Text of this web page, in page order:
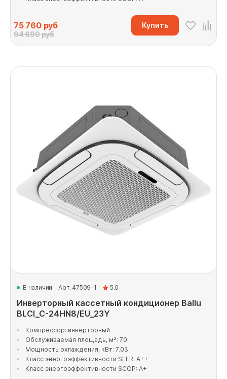
75 760руб
94 690 руб
Купить
В наличии Арт. 47509-1 5.0
Инверторный кассетный кондиционер Ballu
BLCI_C-24HN8/EU_23Y
Компрессор: инверторный
Обслуживаемая площадь, м²: 70
Мощность охлаждения, кВт: 7.03
Класс энергоэффективности SEER: A++
Класс энергоэффективности SCOP: A+